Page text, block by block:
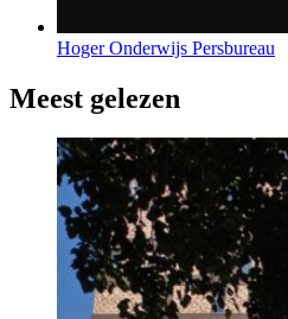
Hoger Onderwijs Persbureau
Meest gelezen